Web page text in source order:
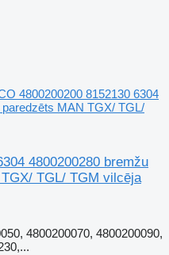
4800200200 8152130 6304
MAN TGX/ TGL/
4800200280 bremžu
TGL/ TGM vilcēja
4800200070, 4800200090,